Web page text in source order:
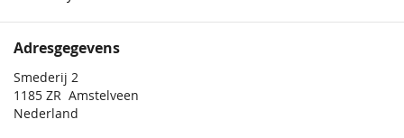
Adresgegevens
Smederij 2
1185 ZR Amstelveen
Nederland